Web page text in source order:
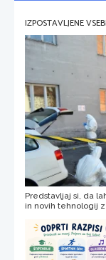
IZPOSTAVLJENE
Predstavljaj si, da
in novih tehnologij